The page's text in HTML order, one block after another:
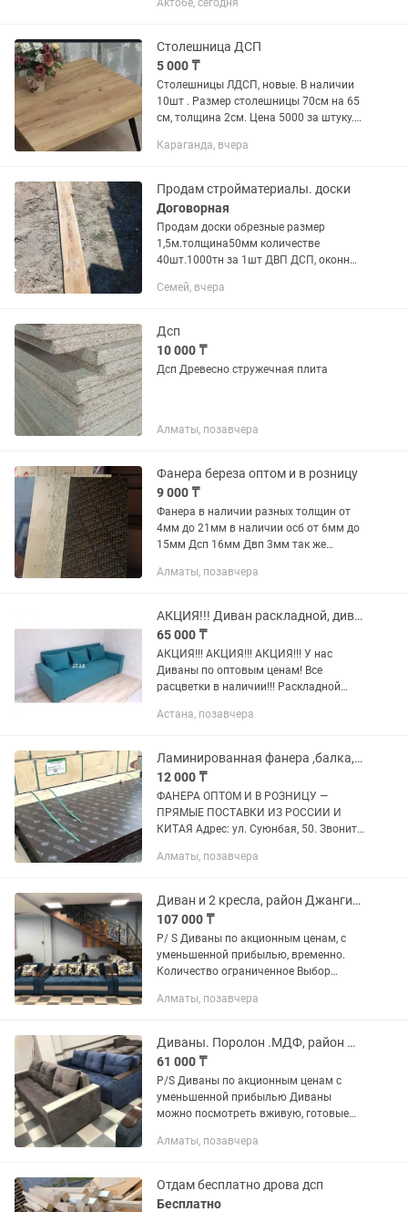
Прекрасный дизайн станет достойным
Мебель...
Актобе, сегодня
Столешница ДСП
5 000 ₸
Столешницы ЛДСП, новые. В наличии
10шт . Размер столешницы 70см на 65
см, толщина 2см. Цена 5000 за штуку.
Караганда, вчера
Продам стройматериалы. доски
Договорная
Продам доски обрезные размер
1,5м.толщина50мм количестве
40шт.1000тн за 1шт ДВП ДСП, оконные
блок на баню или др., металлическую
Семей, вчера
Дсп
10 000 ₸
Дсп Древесно стружечная плита
Алматы, позавчера
Фанера береза оптом и в розницу
9 000 ₸
Фанера в наличии разных толщин от
4мм до 21мм в наличии осб от 6мм до
15мм Дсп 16мм Двп 3мм так же
звоните пишите будем рады
Алматы, позавчера
АКЦИЯ!!! Диван раскладной, диван кровать по оптовым ценам.
65 000 ₸
АКЦИЯ!!! АКЦИЯ!!! АКЦИЯ!!! У нас
Диваны по оптовым ценам! Все
расцветки в наличии!!! Раскладной
средней жесткости. Механизм
Астана, позавчера
Ламинированная фанера ,балка,осп производство Россия и Китай 18мм,21мм
12 000 ₸
ФАНЕРА ОПТОМ И В РОЗНИЦУ —
ПРЯМЫЕ ПОСТАВКИ ИЗ РОССИИ И
КИТАЯ Адрес: ул. Суюнбая, 50. Звоните
Доставка по городу и области Самые
Алматы, позавчера
Диван и 2 кресла, район Джангильдина Рыскулова
107 000 ₸
P/ S Диваны по акционным ценам, с
уменьшенной прибылью, временно.
Количество ограниченное Выбор
изменением расцветки тканей =1-2 дня
Алматы, позавчера
Диваны. Поролон .МДФ, район Джангильдина Рыскулова
61 000 ₸
P/S Диваны по акционным ценам с
уменьшенной прибылью Диваны
можно посмотреть вживую, готовые
изменением расцветки тканей =1-2 дня
Алматы, позавчера
Отдам бесплатно дрова дсп
Бесплатно